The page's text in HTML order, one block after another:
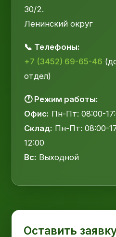
30/2.
Ленинский округ
📞 Телефоны:
+7 (3452) 69-65-46
отдел)
🕐 Режим работы:
Офис: Пн-Пт: 08:00-
Склад: Пн-Пт: 08:00-
12:00
Вс: Выходной
Оставить